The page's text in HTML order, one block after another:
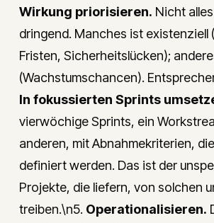
Wirkung priorisieren. Nicht
dringend. Manches ist existenziell
Fristen, Sicherheitslücken);
(Wachstumschancen).
In fokussierten Sprints
vierwöchige Sprints, ein
anderen, mit Abnahmekriterien,
definiert werden. Das ist der
Projekte, die liefern, von solchen
treiben.\n5. Operationalisieren.